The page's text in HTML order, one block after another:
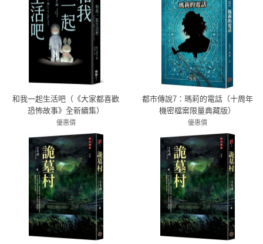
和我一起生活吧（《大家都喜歡
恐怖故事》全新續集）
優惠價
79折 348元
都市傳說7：瑪莉的電話（十周年
機密檔案限量典藏版）
優惠價
79折 277元